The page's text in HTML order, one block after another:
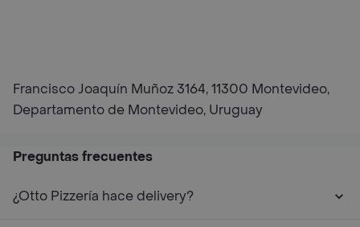
Francisco Joaquín Muñoz 3164, 11300 Montevideo,
Departamento de Montevideo, Uruguay
Preguntas frecuentes
¿Otto Pizzería hace delivery?